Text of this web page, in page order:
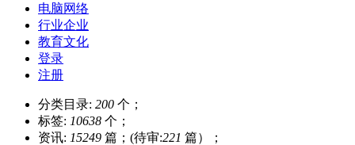
电脑网络
行业企业
教育文化
登录
注册
分类目录: 200 个；
标签: 10638 个；
资讯: 15249 篇；(待审:221 篇）；